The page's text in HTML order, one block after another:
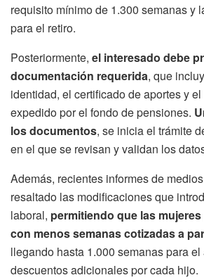
requisito mínimo de 1.300 semanas y
para el retiro.
Posteriormente, el interesado debe
documentación requerida, que
identidad, el certificado de aportes y
expedido por el fondo de pensiones.
los documentos, se inicia el trámite
en el que se revisan y validan los
Además, recientes informes de
resaltado las modificaciones que
laboral, permitiendo que las
con menos semanas cotizadas a
llegando hasta 1.000 semanas para
descuentos adicionales por cada hijo.